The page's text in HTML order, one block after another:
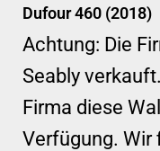
Dufour 460 (2018)
Achtung: Die
Seably
Firma diese
Verfügung. Wir